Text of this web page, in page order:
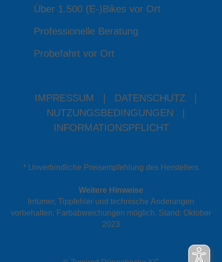
Über 1.500 (E-)Bikes vor Ort
Professionelle Beratung
Probefahrt vor Ort
IMPRESSUM DATENSCHUTZ
NUTZUNGSBEDINGUNGEN
INFORMATIONSPFLICHT
* Unverbindliche Preisempfehlung des Herstellers
Weitere Hinweise
Irrtümer, Tippfehler und technische Änderungen
vorbehalten. Farbabweichungen möglich. Stand: Oktober
2023